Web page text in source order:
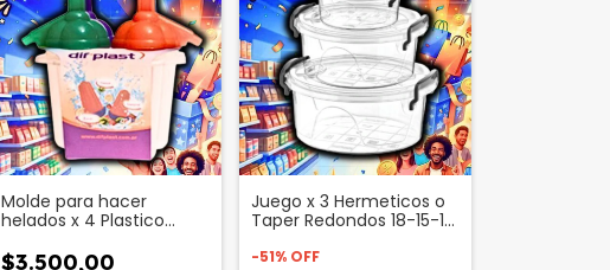
Molde para hacer
helados x 4 Plastico
$3.500,00
Juego x 3 Hermeticos o
Taper Redondos 18-15-12
59647
-51% OFF